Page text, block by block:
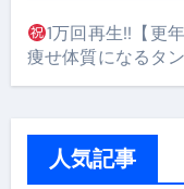
1万回再生!!【更
痩せ体質になるタ
人気記事